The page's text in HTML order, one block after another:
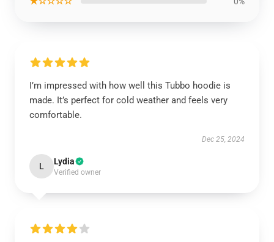
I’m impressed with how well this Tubbo hoodie is
made. It’s perfect for cold weather and feels very
comfortable.
Dec 25, 2024
L Lydia
Verified owner